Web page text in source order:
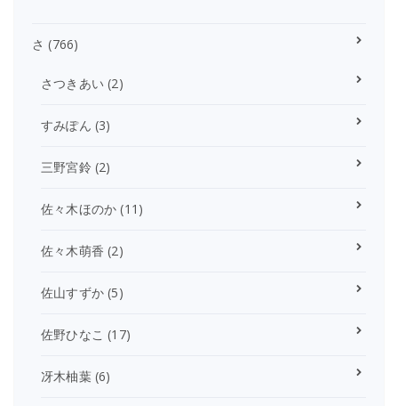
さ (766)
さつきあい (2)
すみぽん (3)
三野宮鈴(2)
佐々木ほのか (11)
佐々木萌香 (2)
佐山すずか (5)
佐野ひなこ (17)
冴木柚葉(6)